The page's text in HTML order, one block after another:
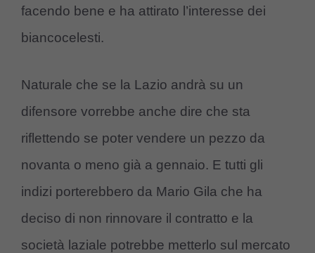
facendo bene e ha attirato l’interesse dei
biancocelesti.
Naturale che se la Lazio andrà su un
difensore vorrebbe anche dire che sta
riflettendo se poter vendere un pezzo da
novanta o meno già a gennaio. E tutti gli
indizi porterebbero da Mario Gila che ha
deciso di non rinnovare il contratto e la
società laziale potrebbe metterlo sul mercato